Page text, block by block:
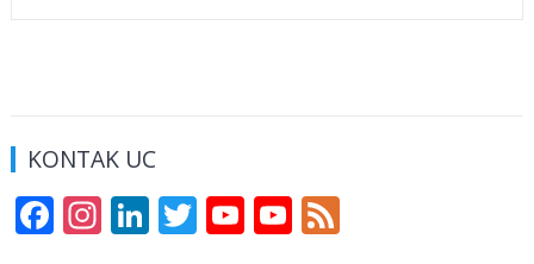
KONTAK UC
F In Li T Y Y F